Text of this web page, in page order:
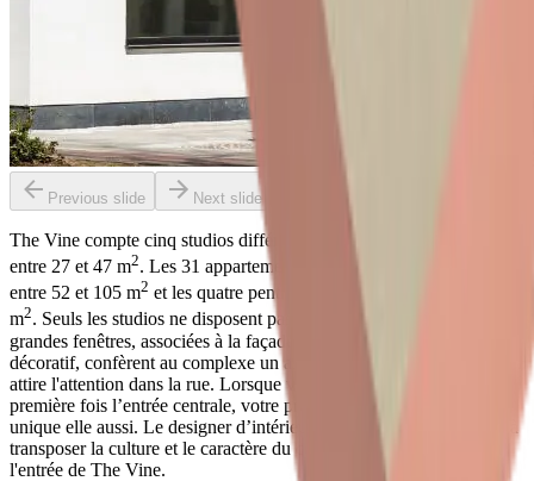
Previous slide Next slide
The Vine compte cinq studios différents, dont la superficie varie
entre 27 et 47 m2. Les 31 appartements ont une superficie comprise
entre 52 et 105 m2 et les quatre penthouses couvrent entre 54 et 130
m2. Seuls les studios ne disposent pas d'une terrasse privée. Les
grandes fenêtres, associées à la façade revêtue de plâtre léger
décoratif, confèrent au complexe un aspect intemporel et unique, qui
attire l'attention dans la rue. Lorsque vous franchirez pour la
première fois l’entrée centrale, votre première impression sera
unique elle aussi. Le designer d’intérieur Provoke Agency a réussi à
transposer la culture et le caractère du centre-ville de Leuven dans
l'entrée de The Vine.